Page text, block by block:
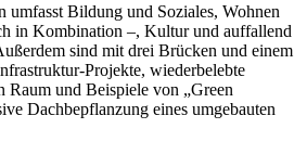
umfasst Bildung und Soziales, Wohnen
in Kombination –, Kultur und auffallend
sind mit drei Brücken und einem
Projekte, wiederbelebte
Raum und Beispiele von „Green
Dachbepflanzung eines umgebauten